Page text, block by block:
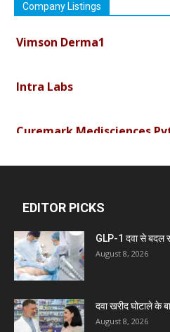
Company Listings
Vimson Derma1
Intra Labs
Curemark Medisciences
Biolife Technologies
Dava India
Invision Pharma Limited
Ben Pharmaceuticals
EDITOR PICKS
GLP-1 दवा से बदल
August 8, 2026
दवा खरीद घोटाले के
August 8, 2026